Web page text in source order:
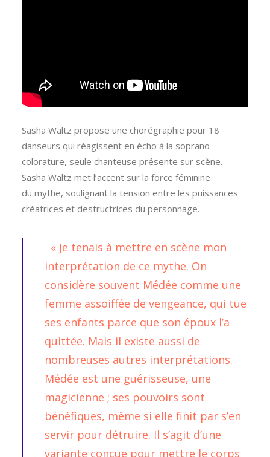
Sasha Waltz propose une chorégraphie pour 18
danseurs qui réagissent en écho à la soprano
colorature, seule chanteuse présente sur scène.
Sasha Waltz met l’accent sur la force féminine
du mythe, soulignant la tension entre les puissances
créatrices et destructrices du personnage.
« Je tenais à mettre en scène mon
interprétation de ce mythe. On
considère souvent Médée comme une
femme assoiffée de vengeance, qui tue
ses enfants parce que son époux l’a
quittée. Mais il existe aussi de
nombreuses autres interprétations.
Médée est une guérisseuse, une
magicienne ; ses pouvoirs sont
bénéfiques, même si elle finit par s’en
servir pour détruire. Il s’agit d’une
variante conçue pour mettre le corps